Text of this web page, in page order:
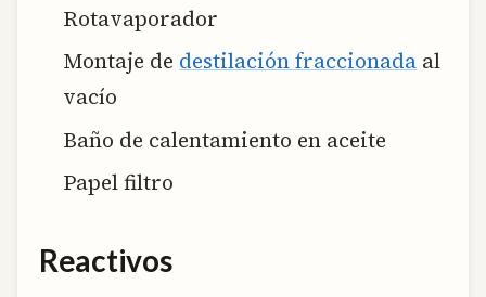
Rotavaporador
Montaje de destilación fraccionada al
vacío
Baño de calentamiento en aceite
Papel filtro
Reactivos